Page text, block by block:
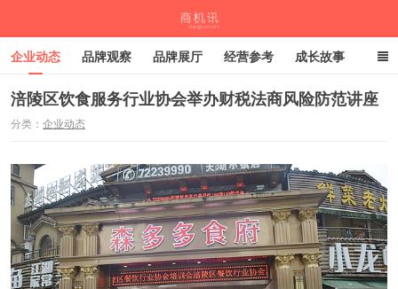
企业动态 品牌观察 品牌展厅 经营参考 成长故事
深度观察 伙伴计划
涪陵区饮食服务行业协会举办财税法商风险防范讲座
分类： 企业动态